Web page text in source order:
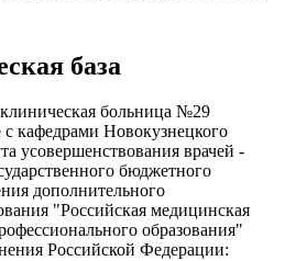
база
больница №29
с кафедрами Новокузнецкого
усовершенствования врачей -
бюджетного
дополнительного
"Российская медицинская
образования"
Российской Федерации: